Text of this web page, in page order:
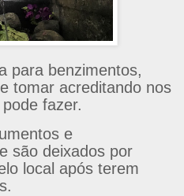
para benzimentos,
tomar acreditando nos
fazer.
e
são deixados por
local após terem